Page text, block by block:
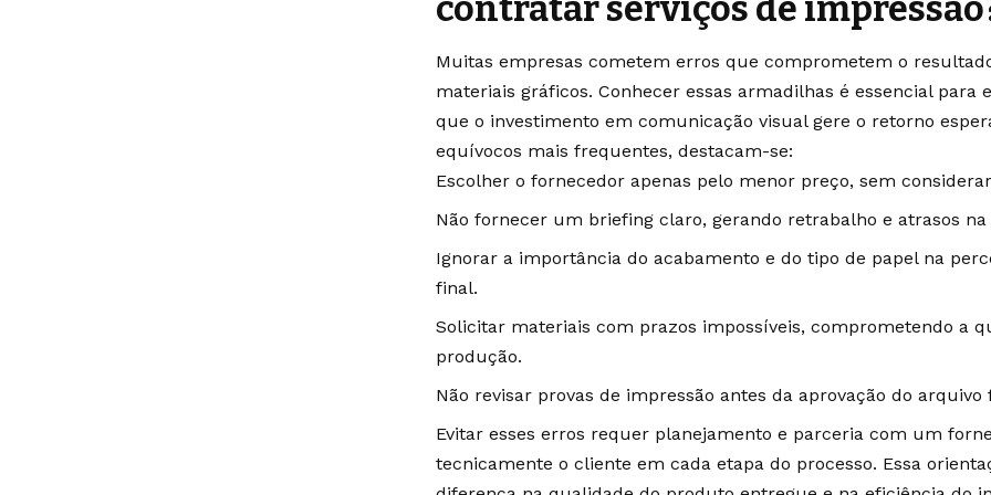
Muitas empresas cometem erros que comprometem o
materiais gráficos. Conhecer essas armadilhas é essencial para
que o investimento em comunicação visual gere o retorno
equívocos mais frequentes, destacam-se:
Escolher o fornecedor apenas pelo menor preço, sem
Não fornecer um briefing claro, gerando retrabalho e atrasos na
Ignorar a importância do acabamento e do tipo de papel na
final.
Solicitar materiais com prazos impossíveis, comprometendo a
produção.
Não revisar provas de impressão antes da aprovação do arquivo
Evitar esses erros requer planejamento e parceria com um
tecnicamente o cliente em cada etapa do processo. Essa